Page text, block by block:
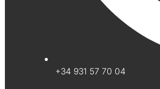
+34 931 57 70 04